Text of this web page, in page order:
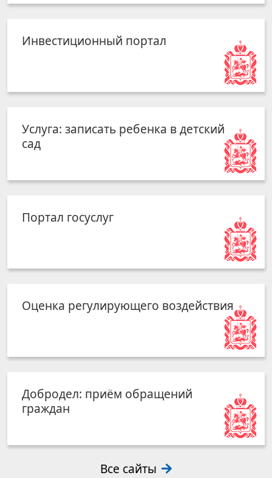
Инвестиционный портал
Услуга: записать ребенка в детский
сад
Портал госуслуг
Оценка регулирующего воздействия
Добродел: приём обращений
граждан
Все сайты